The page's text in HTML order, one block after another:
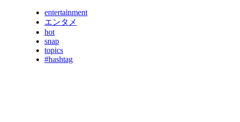
entertainment
エンタメ
hot
snap
topics
#hashtag